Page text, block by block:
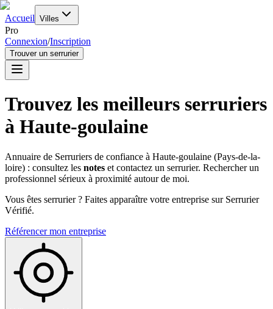
Accueil Villes
Pro
Connexion/Inscription
Trouver un serrurier
Trouvez les meilleurs serruriers
à Haute-goulaine
Annuaire de Serruriers de confiance à Haute-goulaine (Pays-de-la-
loire) : consultez les notes et contactez un serrurier. Rechercher un
professionnel sérieux à proximité autour de moi.
Vous êtes serrurier ? Faites apparaître votre entreprise sur Serrurier
Vérifié.
Référencer mon entreprise